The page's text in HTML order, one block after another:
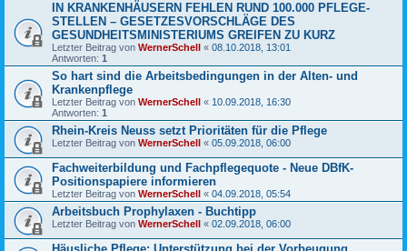
IN KRANKENHÄUSERN FEHLEN RUND 100.000 PFLEGE-
STELLEN – GESETZESVORSCHLÄGE DES
GESUNDHEITSMINISTERIUMS GREIFEN ZU KURZ
Letzter Beitrag von WernerSchell « 08.10.2018, 13:01
Antworten: 1
So hart sind die Arbeitsbedingungen in der Alten- und
Krankenpflege
Letzter Beitrag von WernerSchell « 10.09.2018, 16:30
Antworten: 1
Rhein-Kreis Neuss setzt Prioritäten für die Pflege
Letzter Beitrag von WernerSchell « 05.09.2018, 06:00
Fachweiterbildung und Fachpflegequote - Neue DBfK-
Positionspapiere informieren
Letzter Beitrag von WernerSchell « 04.09.2018, 05:54
Arbeitsbuch Prophylaxen - Buchtipp
Letzter Beitrag von WernerSchell « 02.09.2018, 06:00